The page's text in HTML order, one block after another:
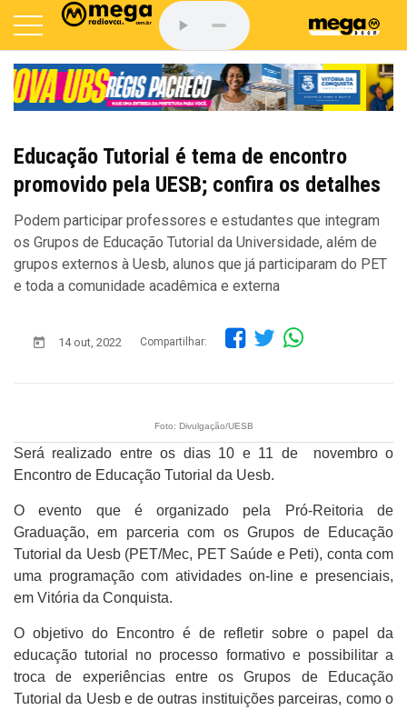
Educação Tutorial é tema de encontro
promovido pela UESB; confira os detalhes
Podem participar professores e estudantes que integram
os Grupos de Educação Tutorial da Universidade, além de
grupos externos à Uesb, alunos que já participaram do PET
e toda a comunidade acadêmica e externa
14 out, 2022 Compartilhar:
Foto: Divulgação/UESB
Será realizado entre os dias 10 e 11 de novembro o
Encontro de Educação Tutorial da Uesb.
O evento que é organizado pela Pró-Reitoria de
Graduação, em parceria com os Grupos de Educação
Tutorial da Uesb (PET/Mec, PET Saúde e Peti), conta com
uma programação com atividades on-line e presenciais,
em Vitória da Conquista.
O objetivo do Encontro é de refletir sobre o papel da
educação tutorial no processo formativo e possibilitar a
troca de experiências entre os Grupos de Educação
Tutorial da Uesb e de outras instituições parceiras, como o